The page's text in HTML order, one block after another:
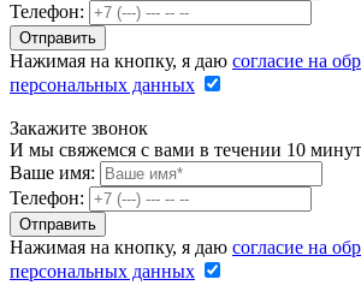
Телефон:
Нажимая на кнопку, я даю согласие на
персональных данных
Закажите звонок
И мы свяжемся с вами в течении 10 минут
Ваше имя:
Телефон:
Нажимая на кнопку, я даю согласие на
персональных данных